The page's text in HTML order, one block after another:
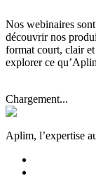
Nos webinaires
découvrir nos
format court, clair et
explorer ce
Chargement...
Aplim, l’expertise